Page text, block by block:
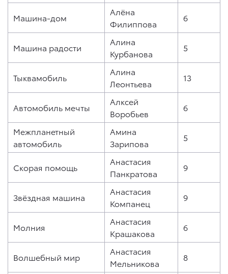
Машина-дом
Алёна
Филиппова
6
Машина радости
Алина
Курбанова
5
Тыквамобиль
Алина
Леонтьева
13
Автомобиль мечты
Алксей
Воробьев
6
Межпланетный
автомобиль
Амина
Зарипова
5
Скорая помощь
Анастасия
Панкратова
9
Звёздная машина
Анастасия
Компанец
9
Молния
Анастасия
Крашакова
6
Волшебный мир
Анастасия
Мельникова
8